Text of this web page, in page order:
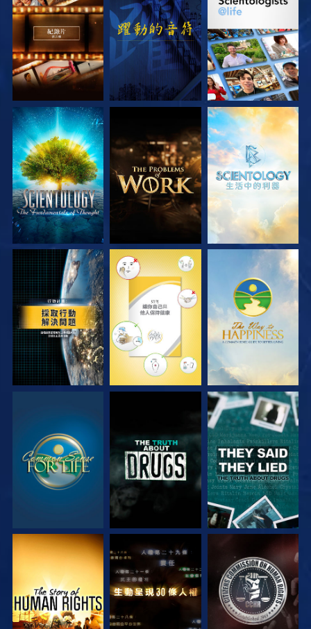
探索系列節目 觀看 探索系列節目
探索系列節目 探索系列節目 探索系列節目
觀看 觀看 觀看
觀看 觀看 觀看
觀看 觀看 觀看